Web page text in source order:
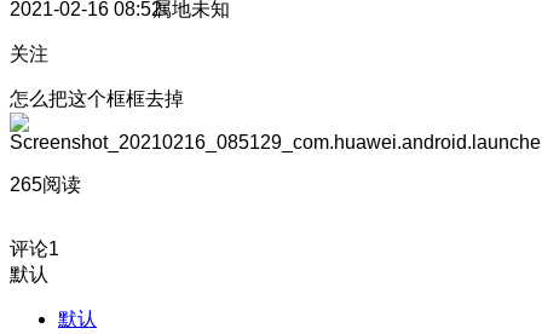
2021-02-16 08:52属地未知
关注
怎么把这个框框去掉
265阅读
评论1
默认
默认